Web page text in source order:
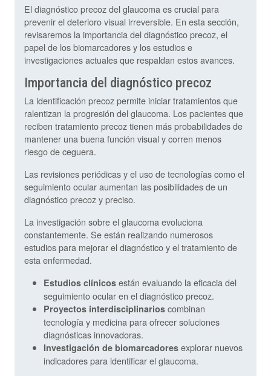
El diagnóstico precoz del glaucoma es crucial para
prevenir el deterioro visual irreversible. En esta sección,
revisaremos la importancia del diagnóstico precoz, el
papel de los biomarcadores y los estudios e
investigaciones actuales que respaldan estos avances.
Importancia del diagnóstico precoz
La identificación precoz permite iniciar tratamientos que
ralentizan la progresión del glaucoma. Los pacientes que
reciben tratamiento precoz tienen más probabilidades de
mantener una buena función visual y corren menos
riesgo de ceguera.
Las revisiones periódicas y el uso de tecnologías como el
seguimiento ocular aumentan las posibilidades de un
diagnóstico precoz y preciso.
La investigación sobre el glaucoma evoluciona
constantemente. Se están realizando numerosos
estudios para mejorar el diagnóstico y el tratamiento de
esta enfermedad.
Estudios clínicos están evaluando la eficacia del
seguimiento ocular en el diagnóstico precoz.
Proyectos interdisciplinarios combinan
tecnología y medicina para ofrecer soluciones
diagnósticas innovadoras.
Investigación de biomarcadores explorar nuevos
indicadores para identificar el glaucoma.